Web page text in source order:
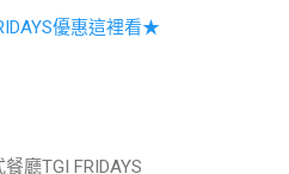
優惠這裡看★
廳TGI FRIDAYS